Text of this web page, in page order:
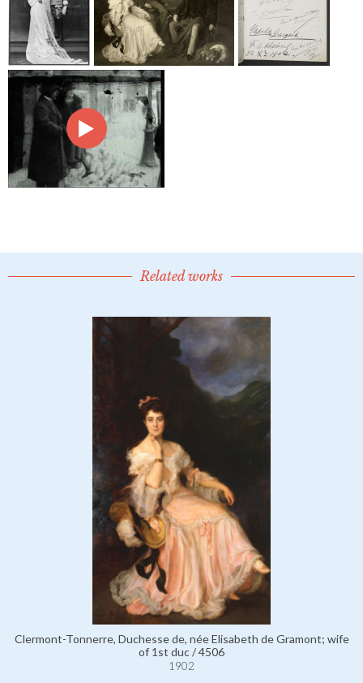
Related works
Clermont-Tonnerre, Duchesse de, née Elisabeth de Gramont; wife
of 1st duc / 4506
1902